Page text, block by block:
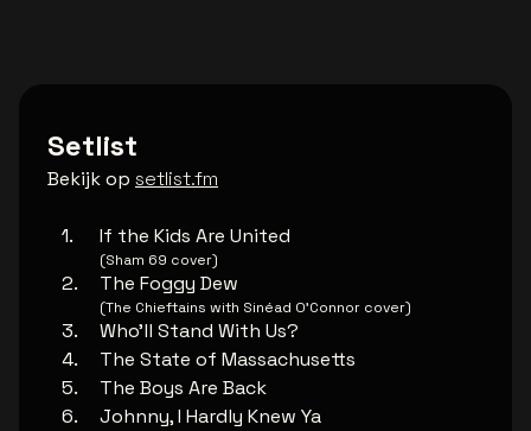
Setlist
Bekijk op setlist.fm
If the Kids Are United
(Sham 69 cover)
The Foggy Dew
(The Chieftains with Sinéad O’Connor cover)
Who'll Stand With Us?
The State of Massachusetts
The Boys Are Back
Johnny, I Hardly Knew Ya